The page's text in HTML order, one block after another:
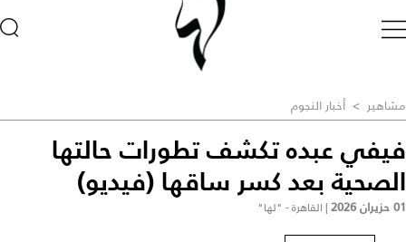
مشاهير > أخبار النجوم
فيفي عبده تكشف تطورات حالتها
الصحية بعد كسر ساقها (فيديو)
01 حزيران 2026 | القاهرة - "لها"